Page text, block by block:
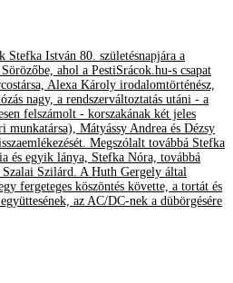
Stefka István 80. születésnapjára a
ahol a PestiSrácok.hu-s csapat
Alexa Károly irodalomtörténész,
nagy, a rendszerváltoztatás utáni - a
felszámolt - korszakának két jeles
munkatársa), Mátyássy Andrea és Dézsy
Megszólalt továbbá Stefka
és egyik lánya, Stefka Nóra, továbbá
Szilárd. A Huth Gergely által
fergeteges köszöntés követte, a tortát és
az AC/DC-nek a dübörgésére